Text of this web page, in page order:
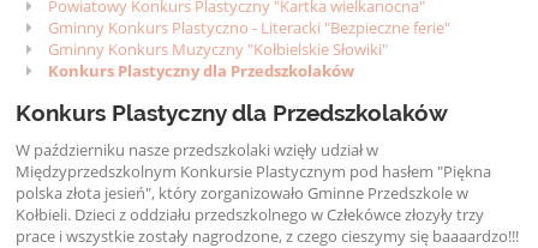
Powiatowy Konkurs Plastyczny "Kartka wielkanocna"
Gminny Konkurs Plastyczno - Literacki "Bezpieczne ferie"
Gminny Konkurs Muzyczny "Kołbielskie Słowiki"
Konkurs Plastyczny dla Przedszkolaków
Konkurs Plastyczny dla Przedszkolaków
W październiku nasze przedszkolaki wzięły udział w
Międzyprzedszkolnym Konkursie Plastycznym pod hasłem "Piękna
polska złota jesień", który zorganizowało Gminne Przedszkole w
Kołbieli. Dzieci z oddziału przedszkolnego w Człekówce złozyły trzy
prace i wszystkie zostały nagrodzone, z czego cieszymy się baaaardzo!!!